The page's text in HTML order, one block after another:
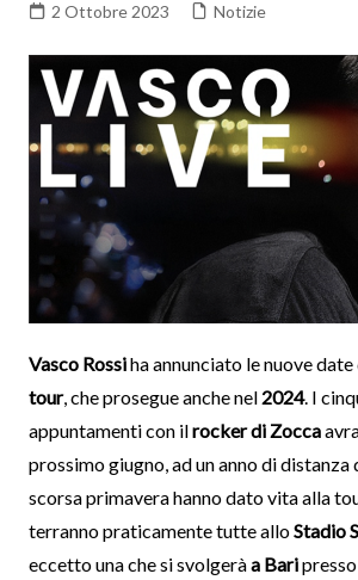
2 Ottobre 2023 Notizie
Vasco Rossiha annunciato le nuove date
tour, che prosegue anche nel 2024. I
appuntamenti con ilrocker di Zocca
prossimo giugno, ad un anno di distanza
scorsa primavera hanno dato vita alla
terranno praticamente tutte alloStadio
eccetto una che si svolgeràa Bari